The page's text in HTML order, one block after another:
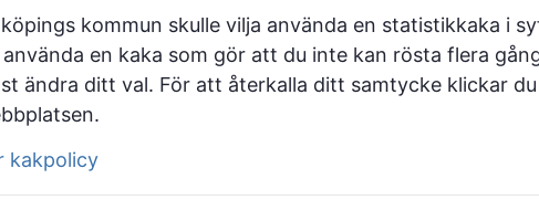
om adresser och
vägar och andra
Anmäl
kamin/eldstad
kommun skulle vilja använda en statistikkaka i
en kaka som gör att du inte kan rösta flera
ändra ditt val. För att återkalla ditt samtycke klickar du
kakpolicy